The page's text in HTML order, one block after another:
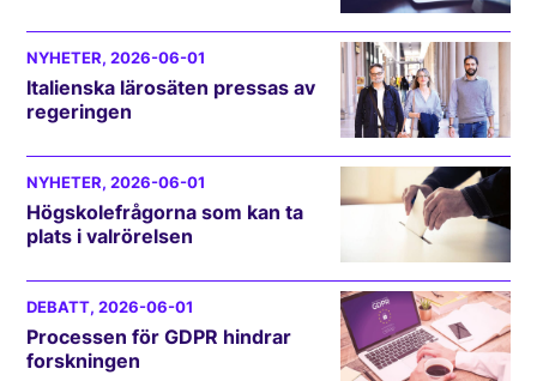
NYHETER, 2026-06-01
Italienska lärosäten pressas av
regeringen
NYHETER, 2026-06-01
Högskolefrågorna som kan ta
plats i valrörelsen
DEBATT, 2026-06-01
Processen för GDPR hindrar
forskningen